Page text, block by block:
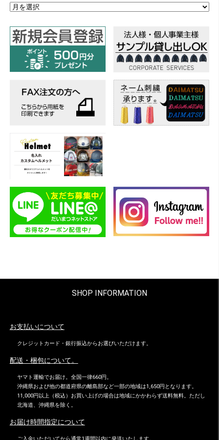
ア
ー
イ
ブ
SHOP INFORMATION
お支払いについて
クレジットカード・銀行振込からお選びいただけます。
配送・梱包について。
ヤマト運輸でお届け。全国一律660円。
沖縄県および他の都道府県の離島部など一部の地域は1,650円となります。
11,000円以上（税込）お買い上げの場合は地域にかかわらず送料無料。ただし
北海道、沖縄県を除く。
お届け時間指定について